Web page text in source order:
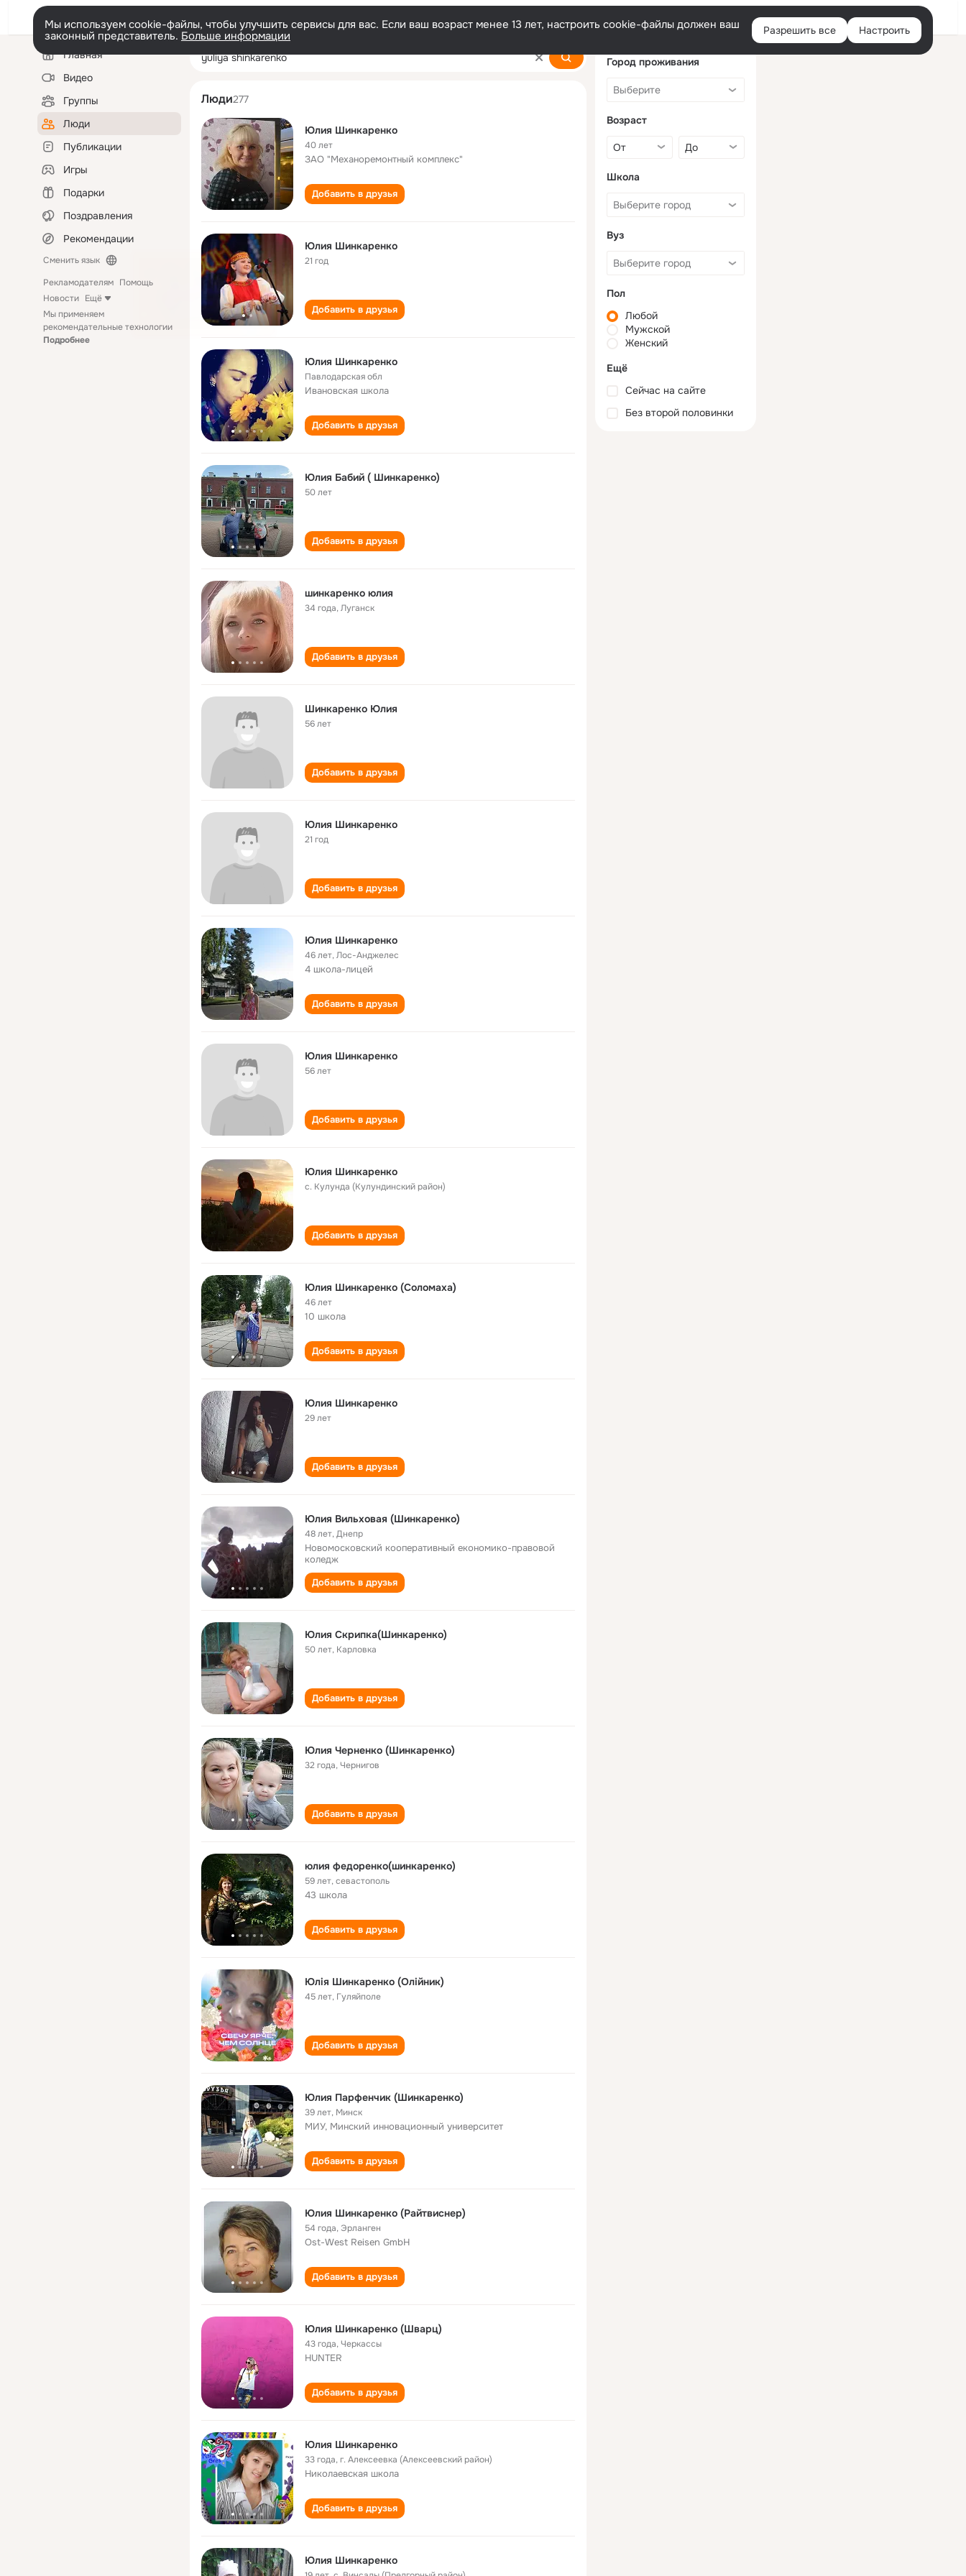
Войти
Мы используем cookie-файлы, чтобы улучшить сервисы для вас. Если ваш возраст менее 13 лет, настроить cookie-файлы должен ваш
законный представитель. Больше информации Разрешить все Настроить
Левая
колонкаГлавная
Видео
Группы
Люди
Публикации
Игры
Подарки
Поздравления
Рекомендации
Сменить язык
Рекламодателям Помощь
Новости Ещё
Мы применяем
рекомендательные технологии
Подробнее
yuliya shinkarenko
Люди277
Юлия Шинкаренко
40 лет
ЗАО "Механоремонтный комплекс"
Добавить в друзья
Юлия Шинкаренко
21 год
Добавить в друзья
Юлия Шинкаренко
Павлодарская обл
Ивановская школа
Добавить в друзья
Юлия Бабий ( Шинкаренко)
50 лет
Добавить в друзья
шинкаренко юлия
34 года,Луганск
Добавить в друзья
Шинкаренко Юлия
56 лет
Добавить в друзья
Юлия Шинкаренко
21 год
Добавить в друзья
Юлия Шинкаренко
46 лет,Лос-Анджелес
4 школа-лицей
Добавить в друзья
Юлия Шинкаренко
56 лет
Добавить в друзья
Юлия Шинкаренко
с. Кулунда (Кулундинский район)
Добавить в друзья
Юлия Шинкаренко (Соломаха)
46 лет
10 школа
Добавить в друзья
Юлия Шинкаренко
29 лет
Добавить в друзья
Юлия Вильховая (Шинкаренко)
48 лет,Днепр
Новомосковский кооперативный економико-правовой
коледж
Добавить в друзья
Юлия Скрипка(Шинкаренко)
50 лет, Карловка
Добавить в друзья
Юлия Черненко (Шинкаренко)
32 года,Чернигов
Добавить в друзья
юлия федоренко(шинкаренко)
59 лет,севастополь
43 школа
Добавить в друзья
Юлія Шинкаренко (Олійник)
45 лет, Гуляйполе
Добавить в друзья
Юлия Парфенчик (Шинкаренко)
39 лет, Минск
МИУ, Минский инновационный университет
Добавить в друзья
Юлия Шинкаренко (Райтвиснер)
54 года, Эрланген
Ost-West Reisen GmbH
Добавить в друзья
Юлия Шинкаренко (Шварц)
43 года,Черкассы
HUNTER
Добавить в друзья
Юлия Шинкаренко
33 года,г. Алексеевка (Алексеевский район)
Николаевская школа
Добавить в друзья
Юлия Шинкаренко
Город проживания
Возраст
Школа
Вуз
Пол
Любой
Мужской
Женский
Ещё
Сейчас на сайте
Без второй половинки